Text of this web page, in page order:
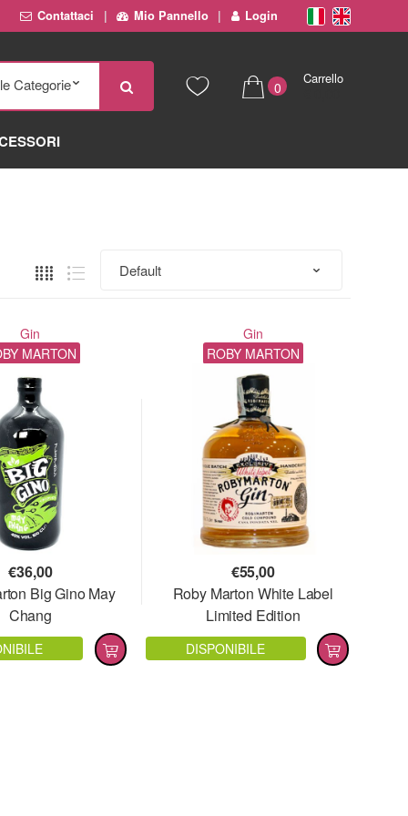
Contattaci Mio Pannello Login
0
Carrello
Gin
MARTON
€36,00
Big Gino May
Chang
Gin
ROBY MARTON
€55,00
Roby Marton White Label
Limited Edition
DISPONIBILE